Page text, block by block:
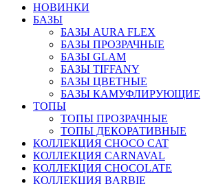
НОВИНКИ
БАЗЫ
БАЗЫ AURA FLEX
БАЗЫ ПРОЗРАЧНЫЕ
БАЗЫ GLAM
БАЗЫ TIFFANY
БАЗЫ ЦВЕТНЫЕ
БАЗЫ КАМУФЛИРУЮЩИЕ
ТОПЫ
ТОПЫ ПРОЗРАЧНЫЕ
ТОПЫ ДЕКОРАТИВНЫЕ
КОЛЛЕКЦИЯ CHOCO CAT
КОЛЛЕКЦИЯ CARNAVAL
КОЛЛЕКЦИЯ CHOCOLATE
КОЛЛЕКЦИЯ BARBIE